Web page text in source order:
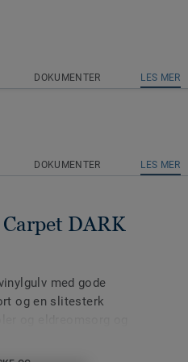
DOKUMENTER LES MER
DOKUMENTER LES MER
DARK
med gode
og en slitesterk